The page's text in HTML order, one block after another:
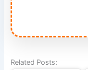
Related Posts: